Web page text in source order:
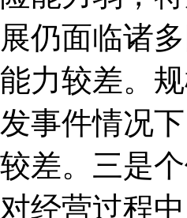
展仍面临诸
能力较差。
发事件情况
较差。三是
对经营过程